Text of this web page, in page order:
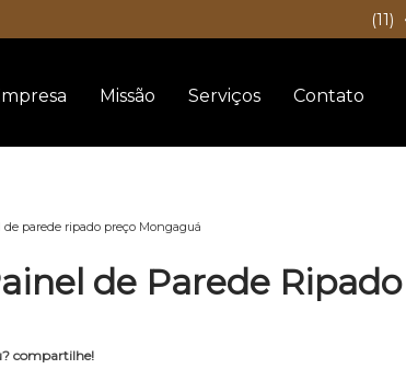
Missão Serviços Contato
(11)
de parede ripado preço Mongaguá
de Parede
compartilhe!